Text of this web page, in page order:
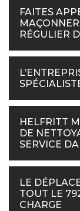
FAITES
RÉGULIER
HELFRITT
DE
SERVICE
LE
TOUT LE
CHARGE